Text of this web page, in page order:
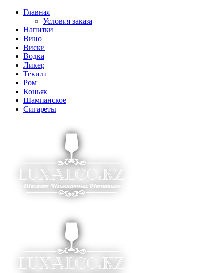
Главная
Условия заказа
Напитки
Вино
Виски
Водка
Ликер
Текила
Ром
Коньяк
Шампанское
Сигареты